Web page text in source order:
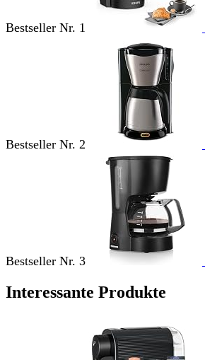
Bestseller Nr. 1
Bestseller Nr. 2
Bestseller Nr. 3
Interessante Produkte